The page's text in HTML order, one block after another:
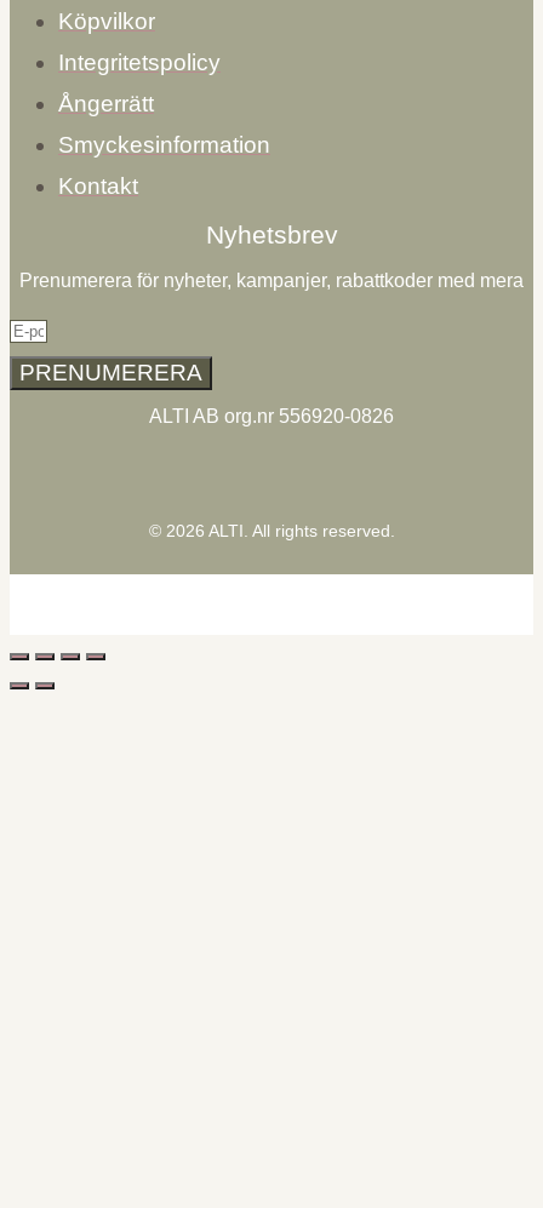
Köpvilkor
Integritetspolicy
Ångerrätt
Smyckesinformation
Kontakt
Nyhetsbrev
Prenumerera för nyheter, kampanjer, rabattkoder med mera
PRENUMERERA
ALTI AB org.nr 556920-0826
© 2026 ALTI. All rights reserved.